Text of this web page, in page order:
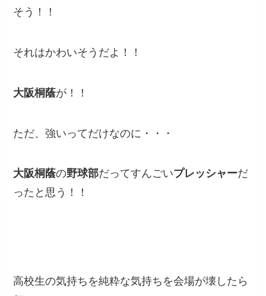
そう！！
それはかわいそうだよ！！
大阪桐蔭が！！
ただ、強いってだけなのに・・・
大阪桐蔭の野球部だってすんごいプレッシャーだ
ったと思う！！
高校生の気持ちを純粋な気持ちを会場が壊したら